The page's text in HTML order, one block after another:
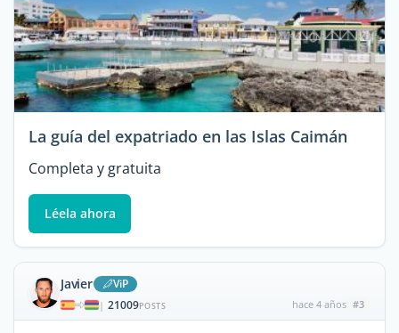
La guía del expatriado en las Islas Caimán
Completa y gratuita
Léela ahora
Javier ViP
| 21009POSTS hace 4 años #3